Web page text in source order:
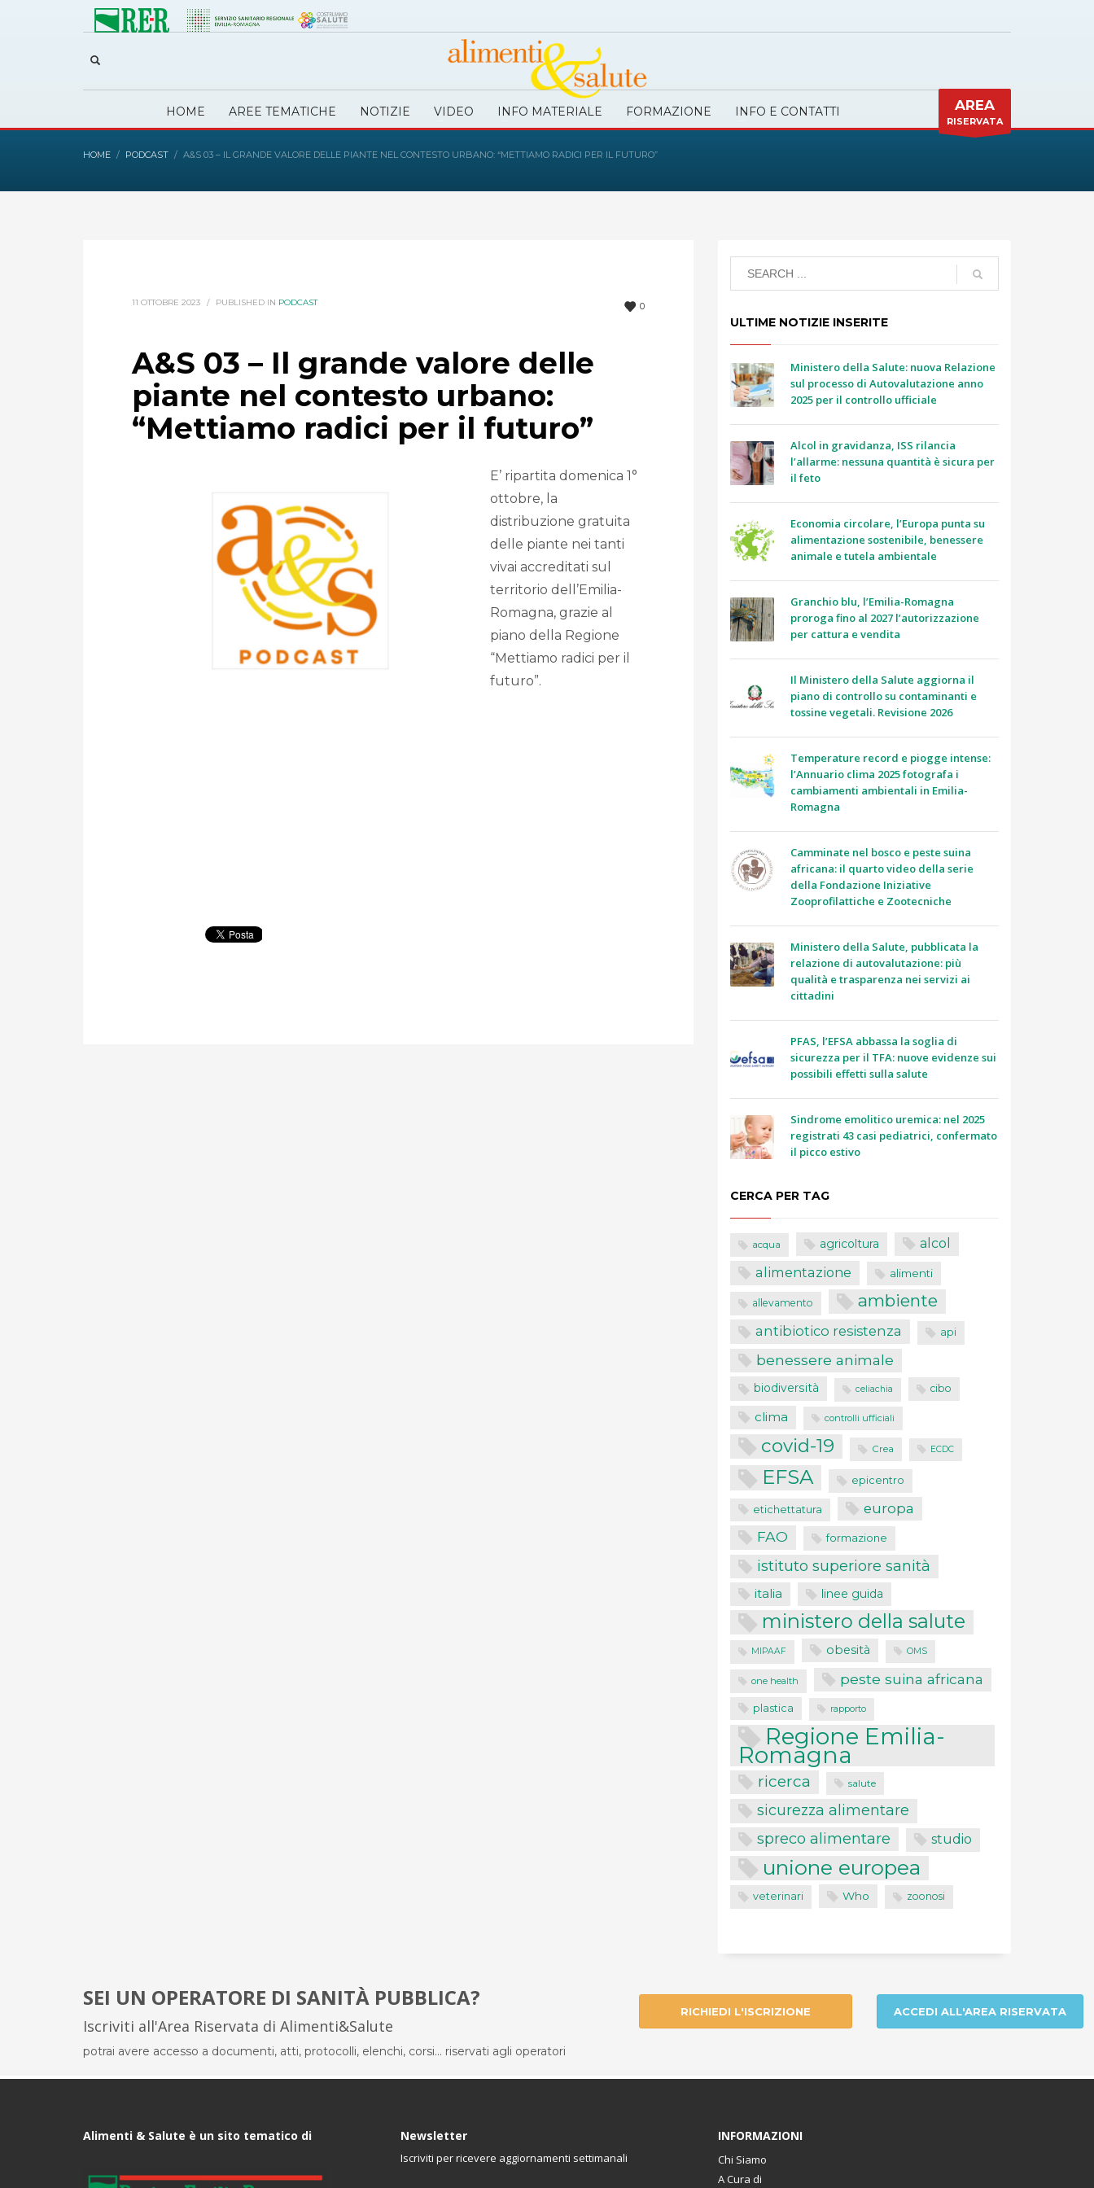
HOME AREE TEMATICHE NOTIZIE VIDEO INFO MATERIALE FORMAZIONE INFO E CONTATTI AREA
RISERVATA
HOME PODCAST A&S 03 – IL GRANDE VALORE DELLE PIANTE NEL CONTESTO URBANO: “METTIAMO RADICI PER IL FUTURO”
0
11 OTTOBRE 2023 / PUBLISHED IN PODCAST
A&S 03 – Il grande valore delle
piante nel contesto urbano:
“Mettiamo radici per il futuro”
E’ ripartita domenica 1°
ottobre, la
distribuzione gratuita
delle piante nei tanti
vivai accreditati sul
territorio dell’Emilia-
Romagna, grazie al
piano della Regione
“Mettiamo radici per il
futuro”.
ULTIME NOTIZIE INSERITE
Ministero della Salute: nuova Relazione
sul processo di Autovalutazione anno
2025 per il controllo ufficiale
Alcol in gravidanza, ISS rilancia
l’allarme: nessuna quantità è sicura per
il feto
Economia circolare, l’Europa punta su
alimentazione sostenibile, benessere
animale e tutela ambientale
Granchio blu, l’Emilia-Romagna
proroga fino al 2027 l’autorizzazione
per cattura e vendita
Il Ministero della Salute aggiorna il
piano di controllo su contaminanti e
tossine vegetali. Revisione 2026
Temperature record e piogge intense:
l’Annuario clima 2025 fotografa i
cambiamenti ambientali in Emilia-
Romagna
Camminate nel bosco e peste suina
africana: il quarto video della serie
della Fondazione Iniziative
Zooprofilattiche e Zootecniche
Ministero della Salute, pubblicata la
relazione di autovalutazione: più
qualità e trasparenza nei servizi ai
cittadini
PFAS, l’EFSA abbassa la soglia di
sicurezza per il TFA: nuove evidenze sui
possibili effetti sulla salute
Sindrome emolitico uremica: nel 2025
registrati 43 casi pediatrici, confermato
il picco estivo
CERCA PER TAG
acqua agricoltura alcol
alimentazione alimenti
allevamento ambiente
antibiotico resistenza api
benessere animale
biodiversità celiachia cibo
clima controlli ufficiali
covid-19 Crea ECDC
EFSA epicentro
etichettatura europa
FAO formazione
istituto superiore sanità
italia linee guida
ministero della salute
MIPAAF obesità OMS
one health peste suina africana
plastica rapporto
Regione Emilia-
Romagna
ricerca salute
sicurezza alimentare
spreco alimentare studio
unione europea
veterinari Who zoonosi
SEI UN OPERATORE DI SANITÀ PUBBLICA?
Iscriviti all'Area Riservata di Alimenti&Salute
potrai avere accesso a documenti, atti, protocolli, elenchi, corsi... riservati agli operatori
RICHIEDI L'ISCRIZIONE ACCEDI ALL'AREA RISERVATA
Alimenti & Salute è un sito tematico di Newsletter
Iscriviti per ricevere aggiornamenti settimanali
INFORMAZIONI
Chi Siamo
A Cura di